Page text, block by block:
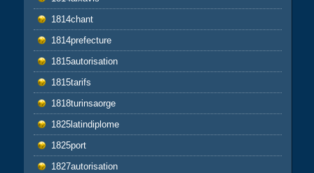
1814chant
1814prefecture
1815autorisation
1815tarifs
1818turinsaorge
1825latindiplome
1825port
1827autorisation